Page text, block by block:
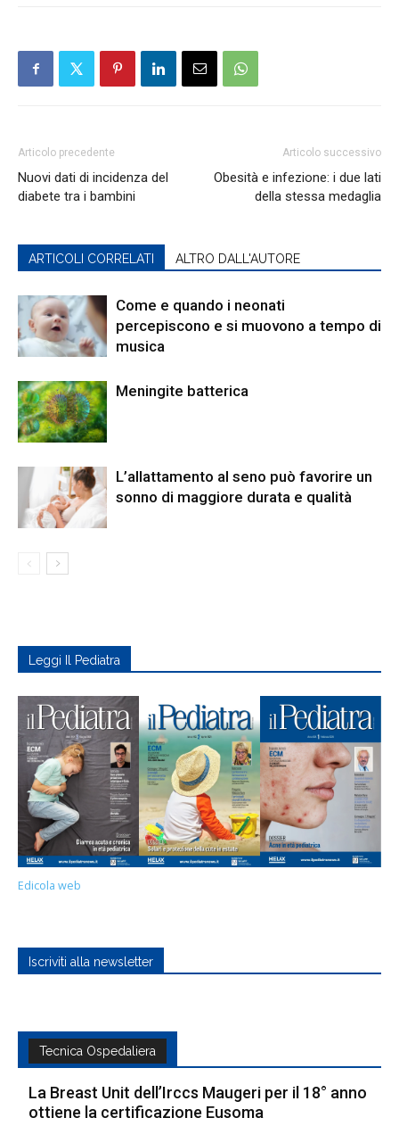
Articolo precedente
Nuovi dati di incidenza del
diabete tra i bambini
Articolo successivo
Obesità e infezione: i due lati
della stessa medaglia
ARTICOLI CORRELATI ALTRO DALL'AUTORE
Come e quando i neonati
percepiscono e si muovono a tempo di
musica
Meningite batterica
L’allattamento al seno può favorire un
sonno di maggiore durata e qualità
Leggi Il Pediatra
Edicola web
Iscriviti alla newsletter
Tecnica Ospedaliera
La Breast Unit dell’Irccs Maugeri per il 18° anno
ottiene la certificazione Eusoma